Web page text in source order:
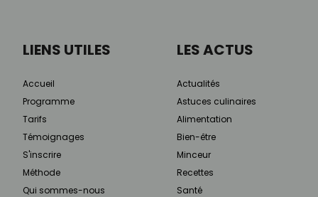
LIENS UTILES
Accueil
Programme
Tarifs
Témoignages
S'inscrire
Méthode
Qui sommes-nous
LES ACTUS
Actualités
Astuces culinaires
Alimentation
Bien-être
Minceur
Recettes
Santé